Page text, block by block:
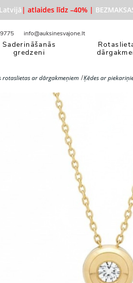
| atlaides līdz –40% |BEZMAKSAS
info@auksinesvajone.lt
Saderināšanās
gredzeni
rotaslietas ar dārgakmeņiem Ķēdes ar